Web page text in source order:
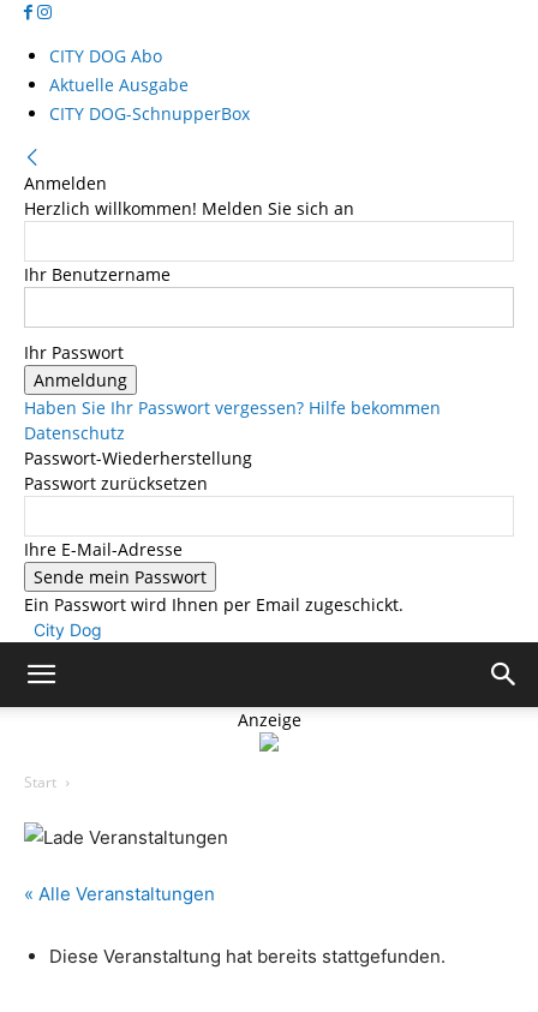
CITY DOG Abo
Aktuelle Ausgabe
CITY DOG-SchnupperBox
Anmelden
Herzlich willkommen! Melden Sie sich an
Ihr Benutzername
Ihr Passwort
Haben Sie Ihr Passwort vergessen? Hilfe bekommen
Datenschutz
Passwort-Wiederherstellung
Passwort zurücksetzen
Ihre E-Mail-Adresse
Ein Passwort wird Ihnen per Email zugeschickt.
City Dog
Anzeige
Start
« Alle Veranstaltungen
Diese Veranstaltung hat bereits stattgefunden.